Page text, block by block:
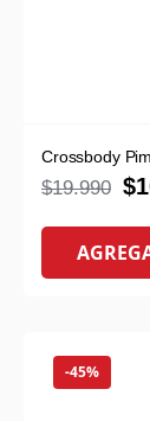
Crossbody
$19.990 $
-45%